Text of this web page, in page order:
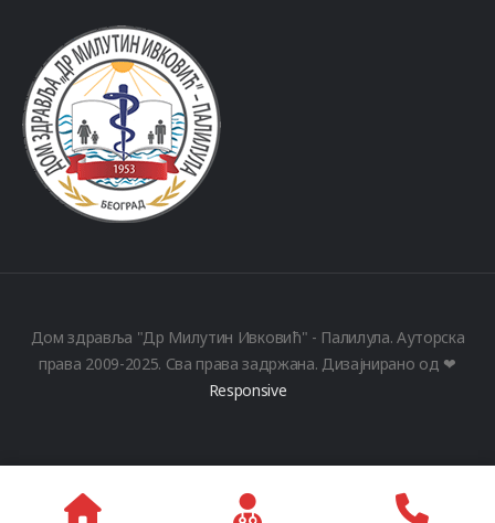
Дом здравља "Др Милутин Ивковић" - Палилула. Ауторска
права 2009-2025. Сва права задржана. Дизајнирано од ❤
Responsive